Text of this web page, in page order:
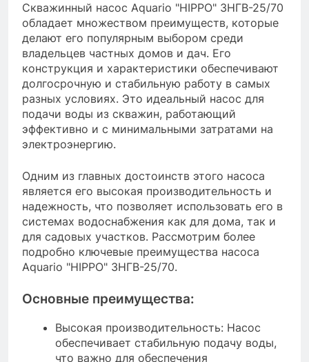
Скважинный насос Aquario "HIPPO" 3НГВ-25/70
обладает множеством преимуществ, которые
делают его популярным выбором среди
владельцев частных домов и дач. Его
конструкция и характеристики обеспечивают
долгосрочную и стабильную работу в самых
разных условиях. Это идеальный насос для
подачи воды из скважин, работающий
эффективно и с минимальными затратами на
электроэнергию.
Одним из главных достоинств этого насоса
является его высокая производительность и
надежность, что позволяет использовать его в
системах водоснабжения как для дома, так и
для садовых участков. Рассмотрим более
подробно ключевые преимущества насоса
Aquario "HIPPO" 3НГВ-25/70.
Основные преимущества:
Высокая производительность: Насос
обеспечивает стабильную подачу воды,
что важно для обеспечения